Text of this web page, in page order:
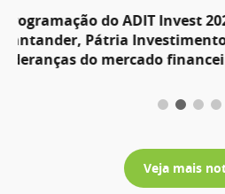
Artigo – O banco decidiu
colocou um filtro na saída
Veja mais